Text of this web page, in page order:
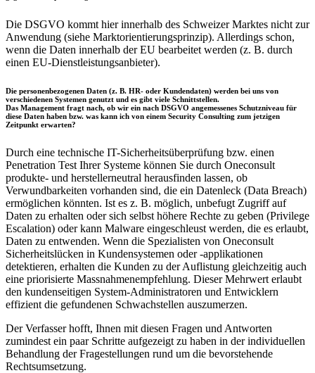
Die DSGVO kommt hier innerhalb des Schweizer Marktes nicht zur
Anwendung (siehe Marktorientierungsprinzip). Allerdings schon,
wenn die Daten innerhalb der EU bearbeitet werden (z. B. durch
einen EU-Dienstleistungsanbieter).
Die personenbezogenen Daten (z. B. HR- oder Kundendaten) werden bei uns von
verschiedenen Systemen genutzt und es gibt viele Schnittstellen.
Das Management fragt nach, ob wir ein nach DSGVO angemessenes Schutzniveau für
diese Daten haben bzw. was kann ich von einem Security Consulting zum jetzigen
Zeitpunkt erwarten?
Durch eine technische IT-Sicherheitsüberprüfung bzw. einen
Penetration Test Ihrer Systeme können Sie durch Oneconsult
produkte- und herstellerneutral herausfinden lassen, ob
Verwundbarkeiten vorhanden sind, die ein Datenleck (Data Breach)
ermöglichen könnten. Ist es z. B. möglich, unbefugt Zugriff auf
Daten zu erhalten oder sich selbst höhere Rechte zu geben (Privilege
Escalation) oder kann Malware eingeschleust werden, die es erlaubt,
Daten zu entwenden. Wenn die Spezialisten von Oneconsult
Sicherheitslücken in Kundensystemen oder -applikationen
detektieren, erhalten die Kunden zu der Auflistung gleichzeitig auch
eine priorisierte Massnahmenempfehlung. Dieser Mehrwert erlaubt
den kundenseitigen System-Administratoren und Entwicklern
effizient die gefundenen Schwachstellen auszumerzen.
Der Verfasser hofft, Ihnen mit diesen Fragen und Antworten
zumindest ein paar Schritte aufgezeigt zu haben in der individuellen
Behandlung der Fragestellungen rund um die bevorstehende
Rechtsumsetzung.